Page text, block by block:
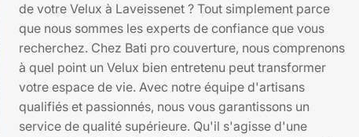
de votre Velux à Laveissenet ? Tout simplement parce
que nous sommes les experts de confiance que vous
recherchez. Chez Bati pro couverture, nous comprenons
à quel point un Velux bien entretenu peut transformer
votre espace de vie. Avec notre équipe d'artisans
qualifiés et passionnés, nous vous garantissons un
service de qualité supérieure. Qu'il s'agisse d'une